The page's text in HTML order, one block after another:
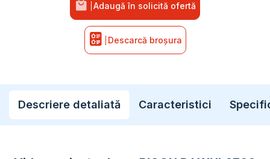
Adaugă în solicită ofertă
Descarcă broșura
Descriere detaliată Caracteristici